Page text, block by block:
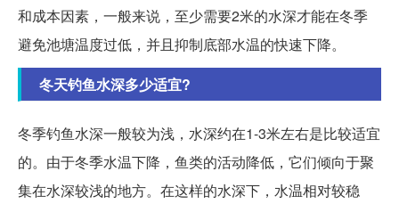
和成本因素，一般来说，至少需要2米的水深才能在冬季
避免池塘温度过低，并且抑制底部水温的快速下降。
冬天钓鱼水深多少适宜?
冬季钓鱼水深一般较为浅，水深约在1-3米左右是比较适宜
的。由于冬季水温下降，鱼类的活动降低，它们倾向于聚
集在水深较浅的地方。在这样的水深下，水温相对较稳